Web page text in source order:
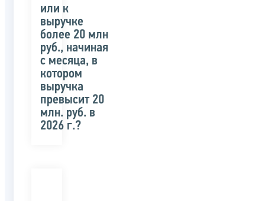
или к
выручке
более 20 млн
руб., начиная
с месяца, в
котором
выручка
превысит 20
млн. руб. в
2026 г.?